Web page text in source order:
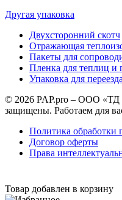
Другая упаковка
Двухсторонний скотч
Отражающая
Пакеты для
Пленка для теплиц и
Упаковка для переезда
© 2026 PAP.pro – ООО «ТД
защищены. Работаем для
Политика обработки
Договор оферты
Права
Товар добавлен в корзину